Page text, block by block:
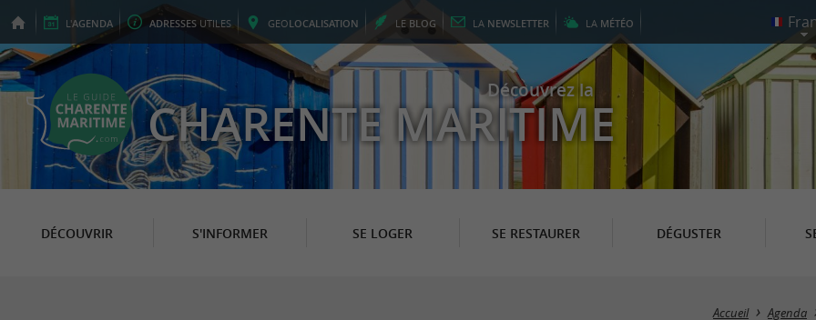
L'AGENDA ADRESSES UTILES GEOLOCALISATION LE BLOG LA NEWSLETTER LA MÉTÉO
Découvrez la
CHARENTE MARITIME
DÉCOUVRIR S'INFORMER SE LOGER SE RESTAURER DÉGUSTER
Accueil Agenda